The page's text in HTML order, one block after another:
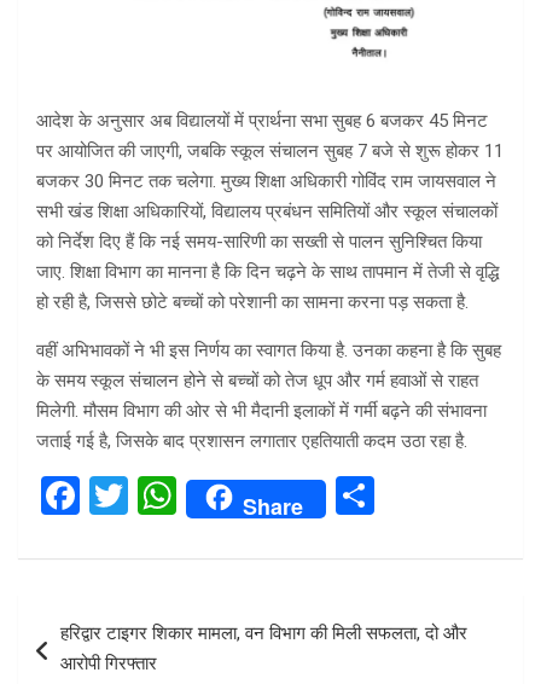
आदेश के अनुसार अब विद्यालयों में प्रार्थना सभा सुबह 6 बजकर 45 मिनट
पर आयोजित की जाएगी, जबकि स्कूल संचालन सुबह 7 बजे से शुरू होकर 11
बजकर 30 मिनट तक चलेगा. मुख्य शिक्षा अधिकारी गोविंद राम जायसवाल ने
सभी खंड शिक्षा अधिकारियों, विद्यालय प्रबंधन समितियों और स्कूल संचालकों
को निर्देश दिए हैं कि नई समय-सारिणी का सख्ती से पालन सुनिश्चित किया
जाए. शिक्षा विभाग का मानना है कि दिन चढ़ने के साथ तापमान में तेजी से वृद्धि
हो रही है, जिससे छोटे बच्चों को परेशानी का सामना करना पड़ सकता है.
वहीं अभिभावकों ने भी इस निर्णय का स्वागत किया है. उनका कहना है कि सुबह
के समय स्कूल संचालन होने से बच्चों को तेज धूप और गर्म हवाओं से राहत
मिलेगी. मौसम विभाग की ओर से भी मैदानी इलाकों में गर्मी बढ़ने की संभावना
जताई गई है, जिसके बाद प्रशासन लगातार एहतियाती कदम उठा रहा है.
F
ce
o
T
tt
er
W
h
at
A
Share
ar
navigation
हरिद्वार टाइगर शिकार मामला, वन विभाग की मिली सफलता, दो और
आरोपी गिरफ्तार